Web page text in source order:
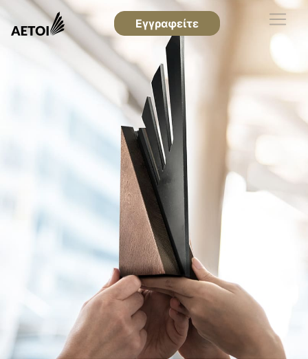
Εγγραφείτε